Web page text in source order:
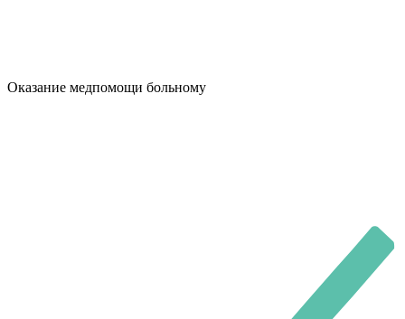
Оказание медпомощи больному